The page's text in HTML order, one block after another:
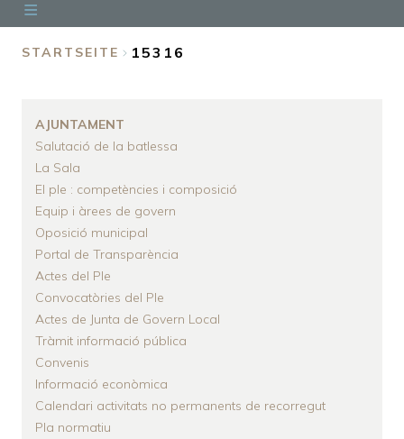
STARTSEITE 15316
AJUNTAMENT
Salutació de la batlessa
La Sala
El ple : competències i composició
Equip i àrees de govern
Oposició municipal
Portal de Transparència
Actes del Ple
Convocatòries del Ple
Actes de Junta de Govern Local
Tràmit informació pública
Convenis
Informació econòmica
Calendari activitats no permanents de recorregut
Pla normatiu